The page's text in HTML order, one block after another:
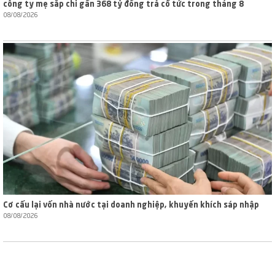
công ty mẹ sắp chi gần 368 tỷ đồng trả cổ tức trong tháng 8
08/08/2026
Cơ cấu lại vốn nhà nước tại doanh nghiệp, khuyến khích sáp nhập
08/08/2026